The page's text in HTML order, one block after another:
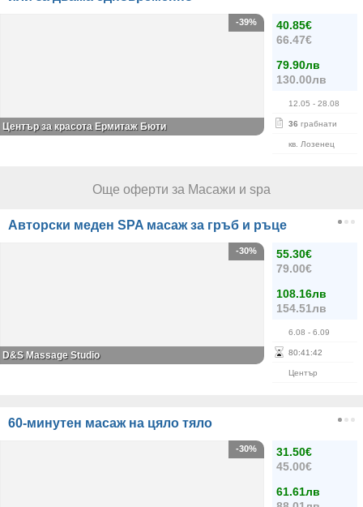
40.85€
66.47€
79.90лв
130.00лв
12.05 - 28.08
36 грабнати
кв. Лозенец
-39%
Център за красота Ермитаж Бюти
Още оферти за Масажи и spa
Авторски меден SPA масаж за гръб и ръце
55.30€
79.00€
108.16лв
154.51лв
6.08 - 6.09
80:41 :42
Център
-30%
D&S Massage Studio
60-минутен масаж на цяло тяло
31.50€
45.00€
61.61лв
-30%